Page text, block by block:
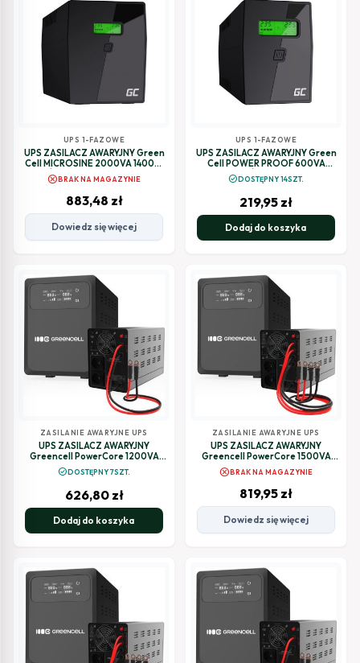
UPS 1-FAZOWE
UPS ZASILACZ AWARYJNY Green
Cell MICROSINE 2000VA 1400W
Z WYŚWIETLACZEM LCD UPS09
cancelBRAK NA MAGAZYNIE
883,48 zł
Dowiedz się więcej
UPS 1-FAZOWE
UPS ZASILACZ AWARYJNY Green
Cell POWER PROOF 600VA
360W Z WYŚWIETLACZEM LCD
UPS01LCD
check_circleDOSTĘPNY 14SZT.
219,95 zł
Dodaj do koszyka
ZASILANIE AWARYJNE UPS
UPS ZASILACZ AWARYJNY
Greencell PowerCore 1200VA
800W AVR 12VDC LCD
check_circleDOSTĘPNY 7SZT.
626,80 zł
Dodaj do koszyka
ZASILANIE AWARYJNE UPS
UPS ZASILACZ AWARYJNY
Greencell PowerCore 1500VA
1000W AVR 12VDC LCD
cancelBRAK NA MAGAZYNIE
819,95 zł
Dowiedz się więcej